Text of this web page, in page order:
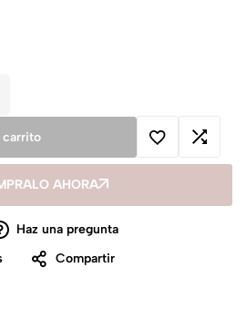
carrito
AHORA
Haz una pregunta
Compartir